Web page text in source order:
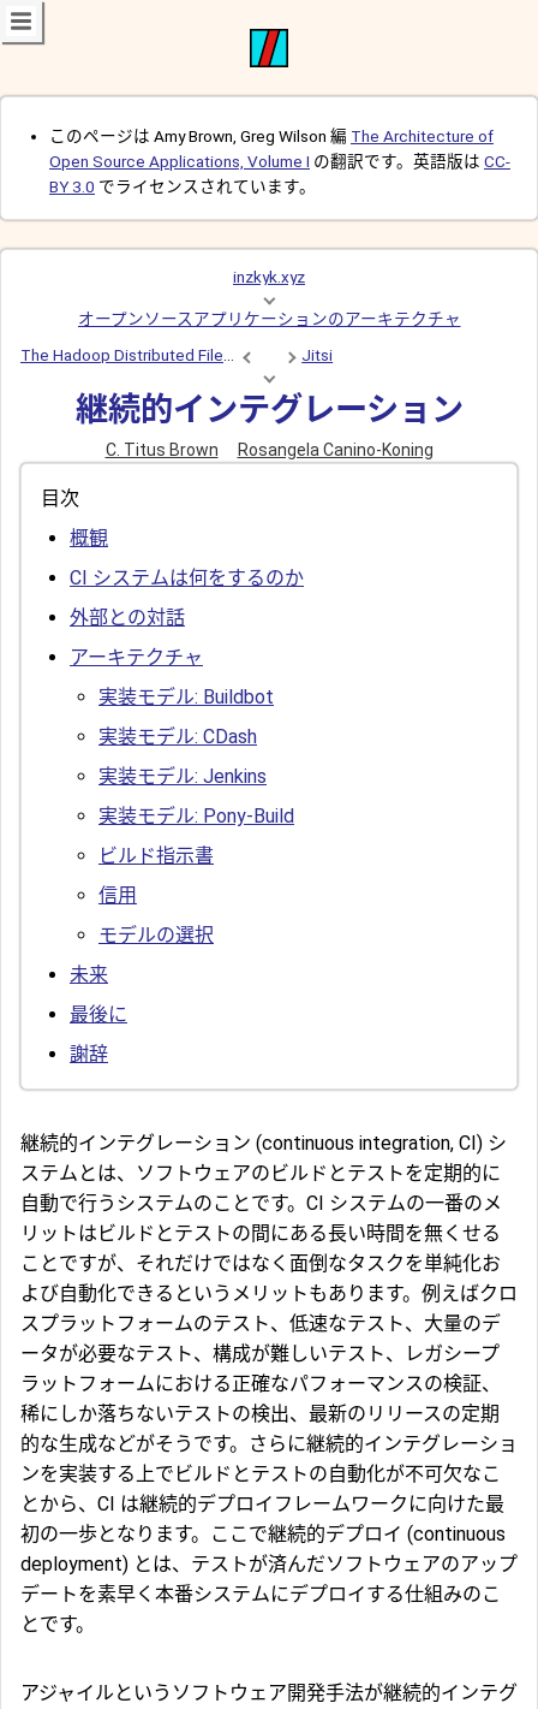
このページは Amy Brown, Greg Wilson 編 The Architecture of
Open Source Applications, Volume I の翻訳です。英語版は CC-
BY 3.0 でライセンスされています。
inzkyk.xyz
オープンソースアプリケーションのアーキテクチャ
The Hadoop Distributed File System (HDFS)
Jitsi
継続的インテグレーション
C. Titus Brown Rosangela Canino-Koning
目次
概観
CI システムは何をするのか
外部との対話
アーキテクチャ
実装モデル: Buildbot
実装モデル: CDash
実装モデル: Jenkins
実装モデル: Pony-Build
ビルド指示書
信用
モデルの選択
未来
最後に
謝辞
継続的インテグレーション (continuous integration, CI) シ
ステムとは、ソフトウェアのビルドとテストを定期的に
自動で行うシステムのことです。CI システムの一番のメ
リットはビルドとテストの間にある長い時間を無くせる
ことですが、それだけではなく面倒なタスクを単純化お
よび自動化できるというメリットもあります。例えばクロ
スプラットフォームのテスト、低速なテスト、大量のデ
ータが必要なテスト、構成が難しいテスト、レガシープ
ラットフォームにおける正確なパフォーマンスの検証、
稀にしか落ちないテストの検出、最新のリリースの定期
的な生成などがそうです。さらに継続的インテグレーショ
ンを実装する上でビルドとテストの自動化が不可欠なこ
とから、CI は継続的デプロイフレームワークに向けた最
初の一歩となります。ここで継続的デプロイ (continuous
deployment) とは、テストが済んだソフトウェアのアップ
デートを素早く本番システムにデプロイする仕組みのこ
とです。
アジャイルというソフトウェア開発手法が継続的インテグ